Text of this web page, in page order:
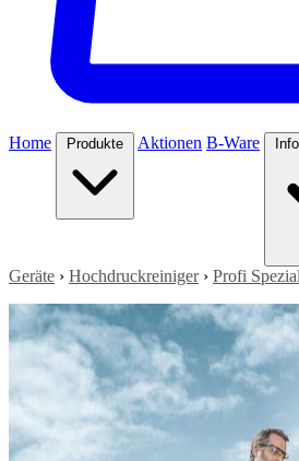
Home Produkte Aktionen B-Ware
Geräte › Hochdruckreiniger› Profi